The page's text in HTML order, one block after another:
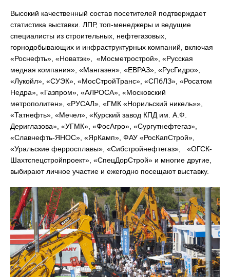
Высокий качественный состав посетителей подтверждает
статистика выставки. ЛПР, топ-менеджеры и ведущие
специалисты из строительных, нефтегазовых,
горнодобывающих и инфраструктурных компаний, включая
«Роснефть», «Новатэк», «Мосметрострой», «Русская
медная компания», «Мангазея», «ЕВРАЗ», «РусГидро»,
«Лукойл», «СУЭК», «МосСтройТранс», «СПбЛЗ», «Росатом
Недра», «Газпром», «АЛРОСА», «Московский
метрополитен», «РУСАЛ», «ГМК «Норильский никель»»,
«Татнефть», «Мечел», «Курский завод КПД им. А.Ф.
Дериглазова», «УГМК», «ФосАгро», «Сургутнефтегаз»,
«Славнефть-ЯНОС», «ЯрКамп», ФАУ «РосКапСтрой»,
«Уральские ферросплавы», «Сибстройнефтегаз», «ОГСК-
Шахтспецстройпроект», «СпецДорСтрой» и многие другие,
выбирают личное участие и ежегодно посещают выставку.